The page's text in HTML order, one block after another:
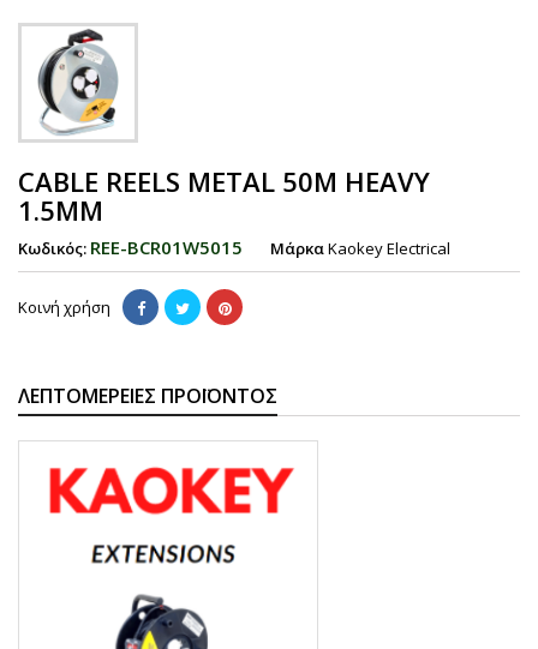
CABLE REELS METAL 50M HEAVY
1.5MM
Κωδικός: REE-BCR01W5015 ΜάρκαKaokey Electrical
Κοινή χρήση
ΛΕΠΤΟΜΈΡΕΙΕΣ ΠΡΟΪΌΝΤΟΣ